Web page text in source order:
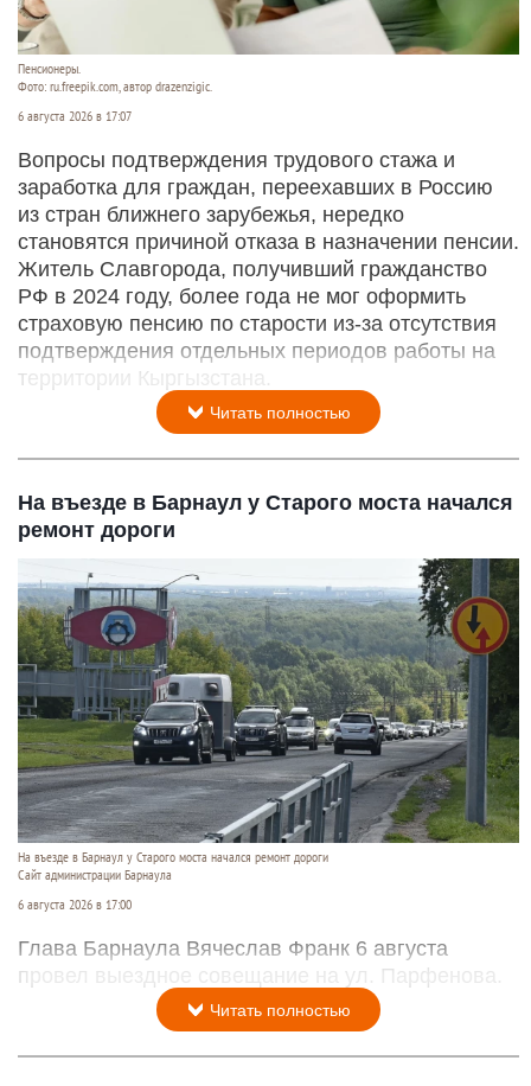
Пенсионеры.
Фото: ru.freepik.com, автор drazenzigic.
6 августа 2026 в 17:07
Вопросы подтверждения трудового стажа и
заработка для граждан, переехавших в Россию
из стран ближнего зарубежья, нередко
становятся причиной отказа в назначении пенсии.
Житель Славгорода, получивший гражданство
РФ в 2024 году, более года не мог оформить
страховую пенсию по старости из-за отсутствия
подтверждения отдельных периодов работы на
территории Кыргызстана.
Читать полностью
На въезде в Барнаул у Старого моста начался
ремонт дороги
На въезде в Барнаул у Старого моста начался ремонт дороги
Сайт администрации Барнаула
6 августа 2026 в 17:00
Глава Барнаула Вячеслав Франк 6 августа
провел выездное совещание на ул. Парфенова.
Читать полностью